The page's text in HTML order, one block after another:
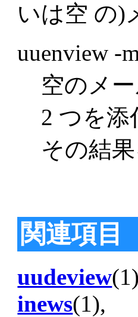
いは空 の)
uuenview -
空のメ
2 つを添
その結
関連項目
uudeview
inews(1),